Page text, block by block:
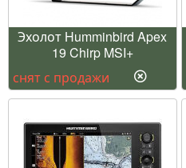
Эхолот Humminbird Apex
19 Chirp MSI+
снят с продажи